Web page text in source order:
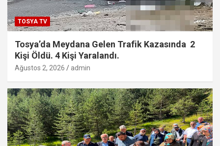
TOSYA TV
Tosya’da Meydana Gelen Trafik Kazasında 2
Kişi Öldü. 4 Kişi Yaralandı.
Ağustos 2, 2026 admin